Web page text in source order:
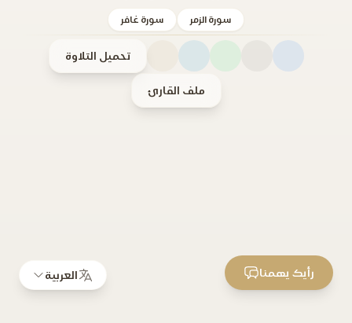
سورة الزمر سورة غافر
تحميل التلاوة
ملف القارئ
العربية رأيك يهمنا